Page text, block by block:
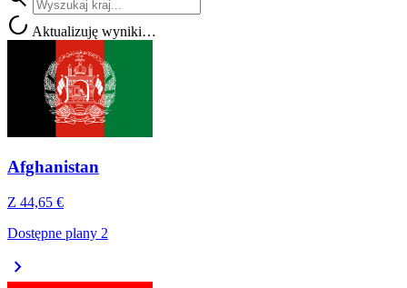
progress_activity Aktualizuję wyniki…
Afghanistan
Z 44,65 €
Dostępne plany 2
chevron_right